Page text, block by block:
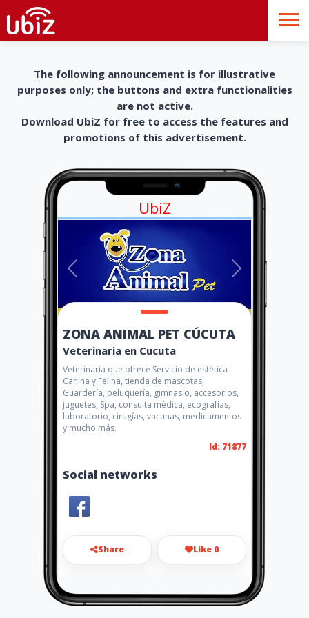
The following announcement is for illustrative
purposes only; the buttons and extra functionalities
are not active.
Download UbiZ for free to access the features and
promotions of this advertisement.
UbiZ
ZONA ANIMAL PET CÚCUTA
Veterinaria en Cucuta
Veterinaria que ofrece Servicio de estética
Canina y Felina, tienda de mascotas,
Guardería, peluquería, gimnasio, accesorios,
juguetes, Spa, consulta médica, ecografías,
laboratorio, cirugías, vacunas, medicamentos
y mucho más.
Id: 71877
Social networks
Share Like 0
jacog138@gmail.com